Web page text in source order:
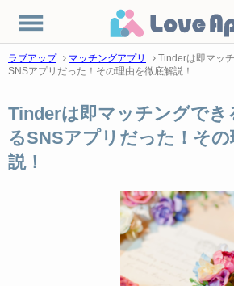
ラブアップ マッチングアプリ
Tinderは即マッ
SNSアプリだった！その理由を徹底解説！
Tinderは即マッチングでき
るSNSアプリだった！そ
説！